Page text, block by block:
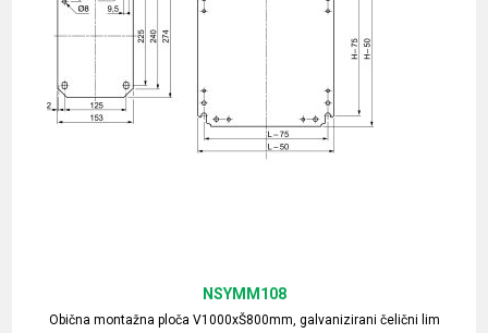
Obična montažna ploča V1000xŠ800mm, galvanizirani čelični lim
NSYMM108